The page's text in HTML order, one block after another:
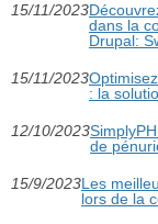
15/11/2023
dans la
Drupal:
15/11/2023
: la
12/10/2023
de
15/9/2023Les
lors de la